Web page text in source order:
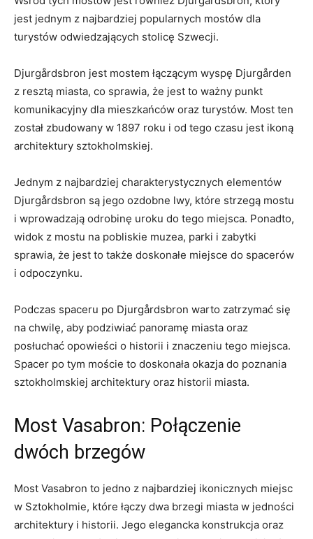
jest ⁤jednym z‍ najbardziej ⁢popularnych mostów⁤ dla
turystów odwiedzających stolicę Szwecji.
Djurgårdsbron jest mostem łączącym wyspę Djurgården
z resztą ‍miasta, co sprawia, że‌ jest to ważny punkt
komunikacyjny dla mieszkańców oraz turystów. Most ten
został zbudowany w‌ 1897 roku⁤ i ‍od‍ tego⁣ czasu jest ikoną
architektury sztokholmskiej.
Jednym z najbardziej charakterystycznych elementów⁤
Djurgårdsbron są jego ozdobne lwy, które strzegą mostu
⁢i wprowadzają odrobinę uroku do tego miejsca. Ponadto,
widok z mostu na pobliskie muzea, parki i zabytki
sprawia,​ że jest to także doskonałe miejsce do spacerów
i⁣ odpoczynku.
Podczas spaceru po Djurgårdsbron warto‍ zatrzymać się
na chwilę, aby podziwiać panoramę miasta oraz⁢
posłuchać opowieści ⁤o historii i ‍znaczeniu tego miejsca.
Spacer po tym⁢ moście to doskonała okazja do poznania
sztokholmskiej architektury oraz historii miasta.
Most Vasabron: Połączenie
dwóch brzegów
Most Vasabron to jedno z najbardziej ikonicznych miejsc
w Sztokholmie, które łączy dwa brzegi miasta w jedności
architektury i historii. Jego⁢ elegancka ‍konstrukcja​ oraz